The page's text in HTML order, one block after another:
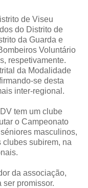
de Viseu
do Distrito de
da Guarda e
Voluntário
respetivamente.
da Modalidade
se desta
inter-regional.
tem um clube
o Campeonato
masculinos,
subirem, na
da associação,
promissor.